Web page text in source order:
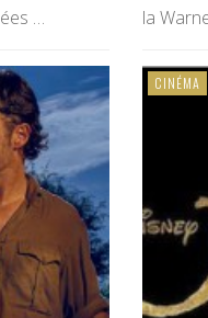
…
la
CINÉMA